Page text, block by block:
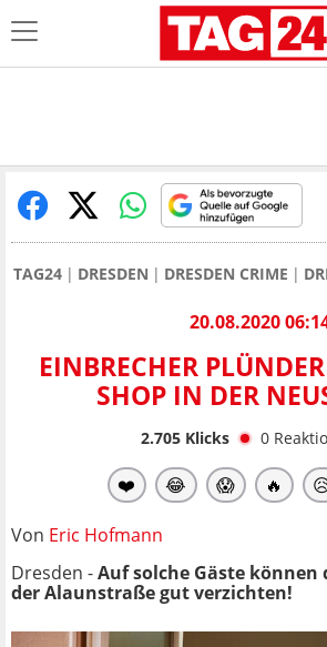
TAG24 DRESDEN DRESDEN CRIME
20.08.2020
EINBRECHER
SHOP IN DER
2.705Klicks 0
❤️ 😂 😱 🔥
Von Eric Hofmann
Dresden -Auf solche Gäste können
der Alaunstraße gut verzichten!